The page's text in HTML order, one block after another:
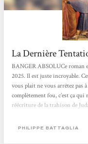
La Dernière
BANGER ABSOLUCe roman
2025. Il est juste incroyable.
vous plait ne vous arrêtez pas
complètement fou, c’est ça
réécriture de la trahison de
à travers le monde. Sauf que
PHILIPPE BATTAGLIA